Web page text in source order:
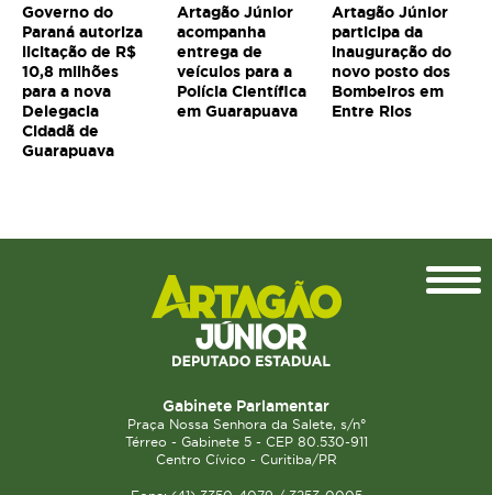
Governo do
Paraná autoriza
licitação de R$
10,8 milhões
para a nova
Delegacia
Cidadã de
Guarapuava
Artagão Júnior
acompanha
entrega de
veículos para a
Polícia Científica
em Guarapuava
Artagão Júnior
participa da
inauguração do
novo posto dos
Bombeiros em
Entre Rios
Gabinete Parlamentar
Praça Nossa Senhora da Salete, s/n°
Térreo - Gabinete 5 - CEP 80.530-911
Centro Cívico - Curitiba/PR